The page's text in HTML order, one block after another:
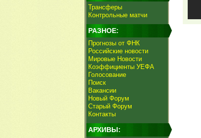
Трансферы
Контрольные матчи
РАЗНОЕ:
Прогнозы от ФНК
Российские новости
Мировые Новости
Коэффициенты УЕФА
Голосование
Поиск
Вакансии
Новый Форум
Старый Форум
Контакты
АРХИВЫ: